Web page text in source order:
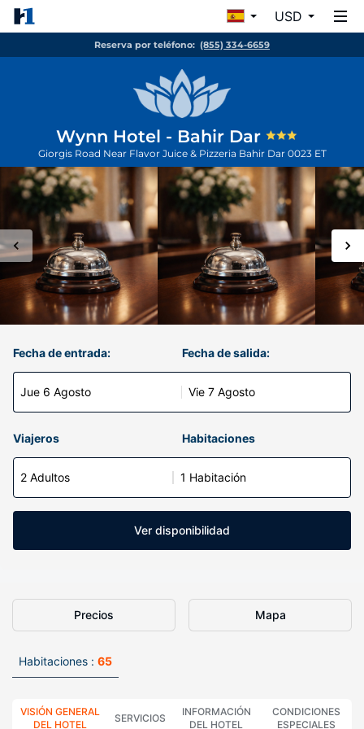
USD
Reserva por teléfono: (855) 334-6659
Wynn Hotel - Bahir Dar
Giorgis Road Near Flavor Juice & Pizzeria Bahir Dar 0023 ET
Fecha de entrada:
Jue 6 Agosto
Fecha de salida:
Vie 7 Agosto
Viajeros Habitaciones
2 Adultos 1 Habitación
Ver disponibilidad
Precios Mapa
Habitaciones : 65
VISIÓN GENERAL
DEL HOTEL
SERVICIOS
INFORMACIÓN
DEL HOTEL
CONDICIONES
ESPECIALES